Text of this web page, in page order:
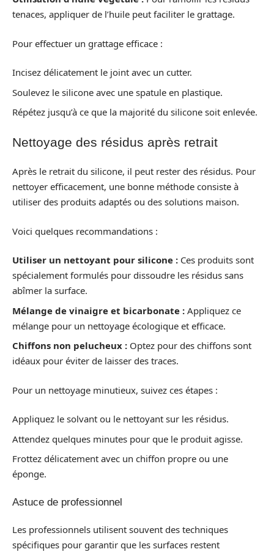
tenaces, appliquer de l’huile peut faciliter le grattage.
Pour effectuer un grattage efficace :
Incisez délicatement le joint avec un cutter.
Soulevez le silicone avec une spatule en plastique.
Répétez jusqu’à ce que la majorité du silicone soit enlevée.
Nettoyage des résidus après retrait
Après le retrait du silicone, il peut rester des résidus. Pour
nettoyer efficacement, une bonne méthode consiste à
utiliser des produits adaptés ou des solutions maison.
Voici quelques recommandations :
Utiliser un nettoyant pour silicone : Ces produits sont
spécialement formulés pour dissoudre les résidus sans
abîmer la surface.
Mélange de vinaigre et bicarbonate : Appliquez ce
mélange pour un nettoyage écologique et efficace.
Chiffons non pelucheux : Optez pour des chiffons sont
idéaux pour éviter de laisser des traces.
Pour un nettoyage minutieux, suivez ces étapes :
Appliquez le solvant ou le nettoyant sur les résidus.
Attendez quelques minutes pour que le produit agisse.
Frottez délicatement avec un chiffon propre ou une
éponge.
Astuce de professionnel
Les professionnels utilisent souvent des techniques
spécifiques pour garantir que les surfaces restent